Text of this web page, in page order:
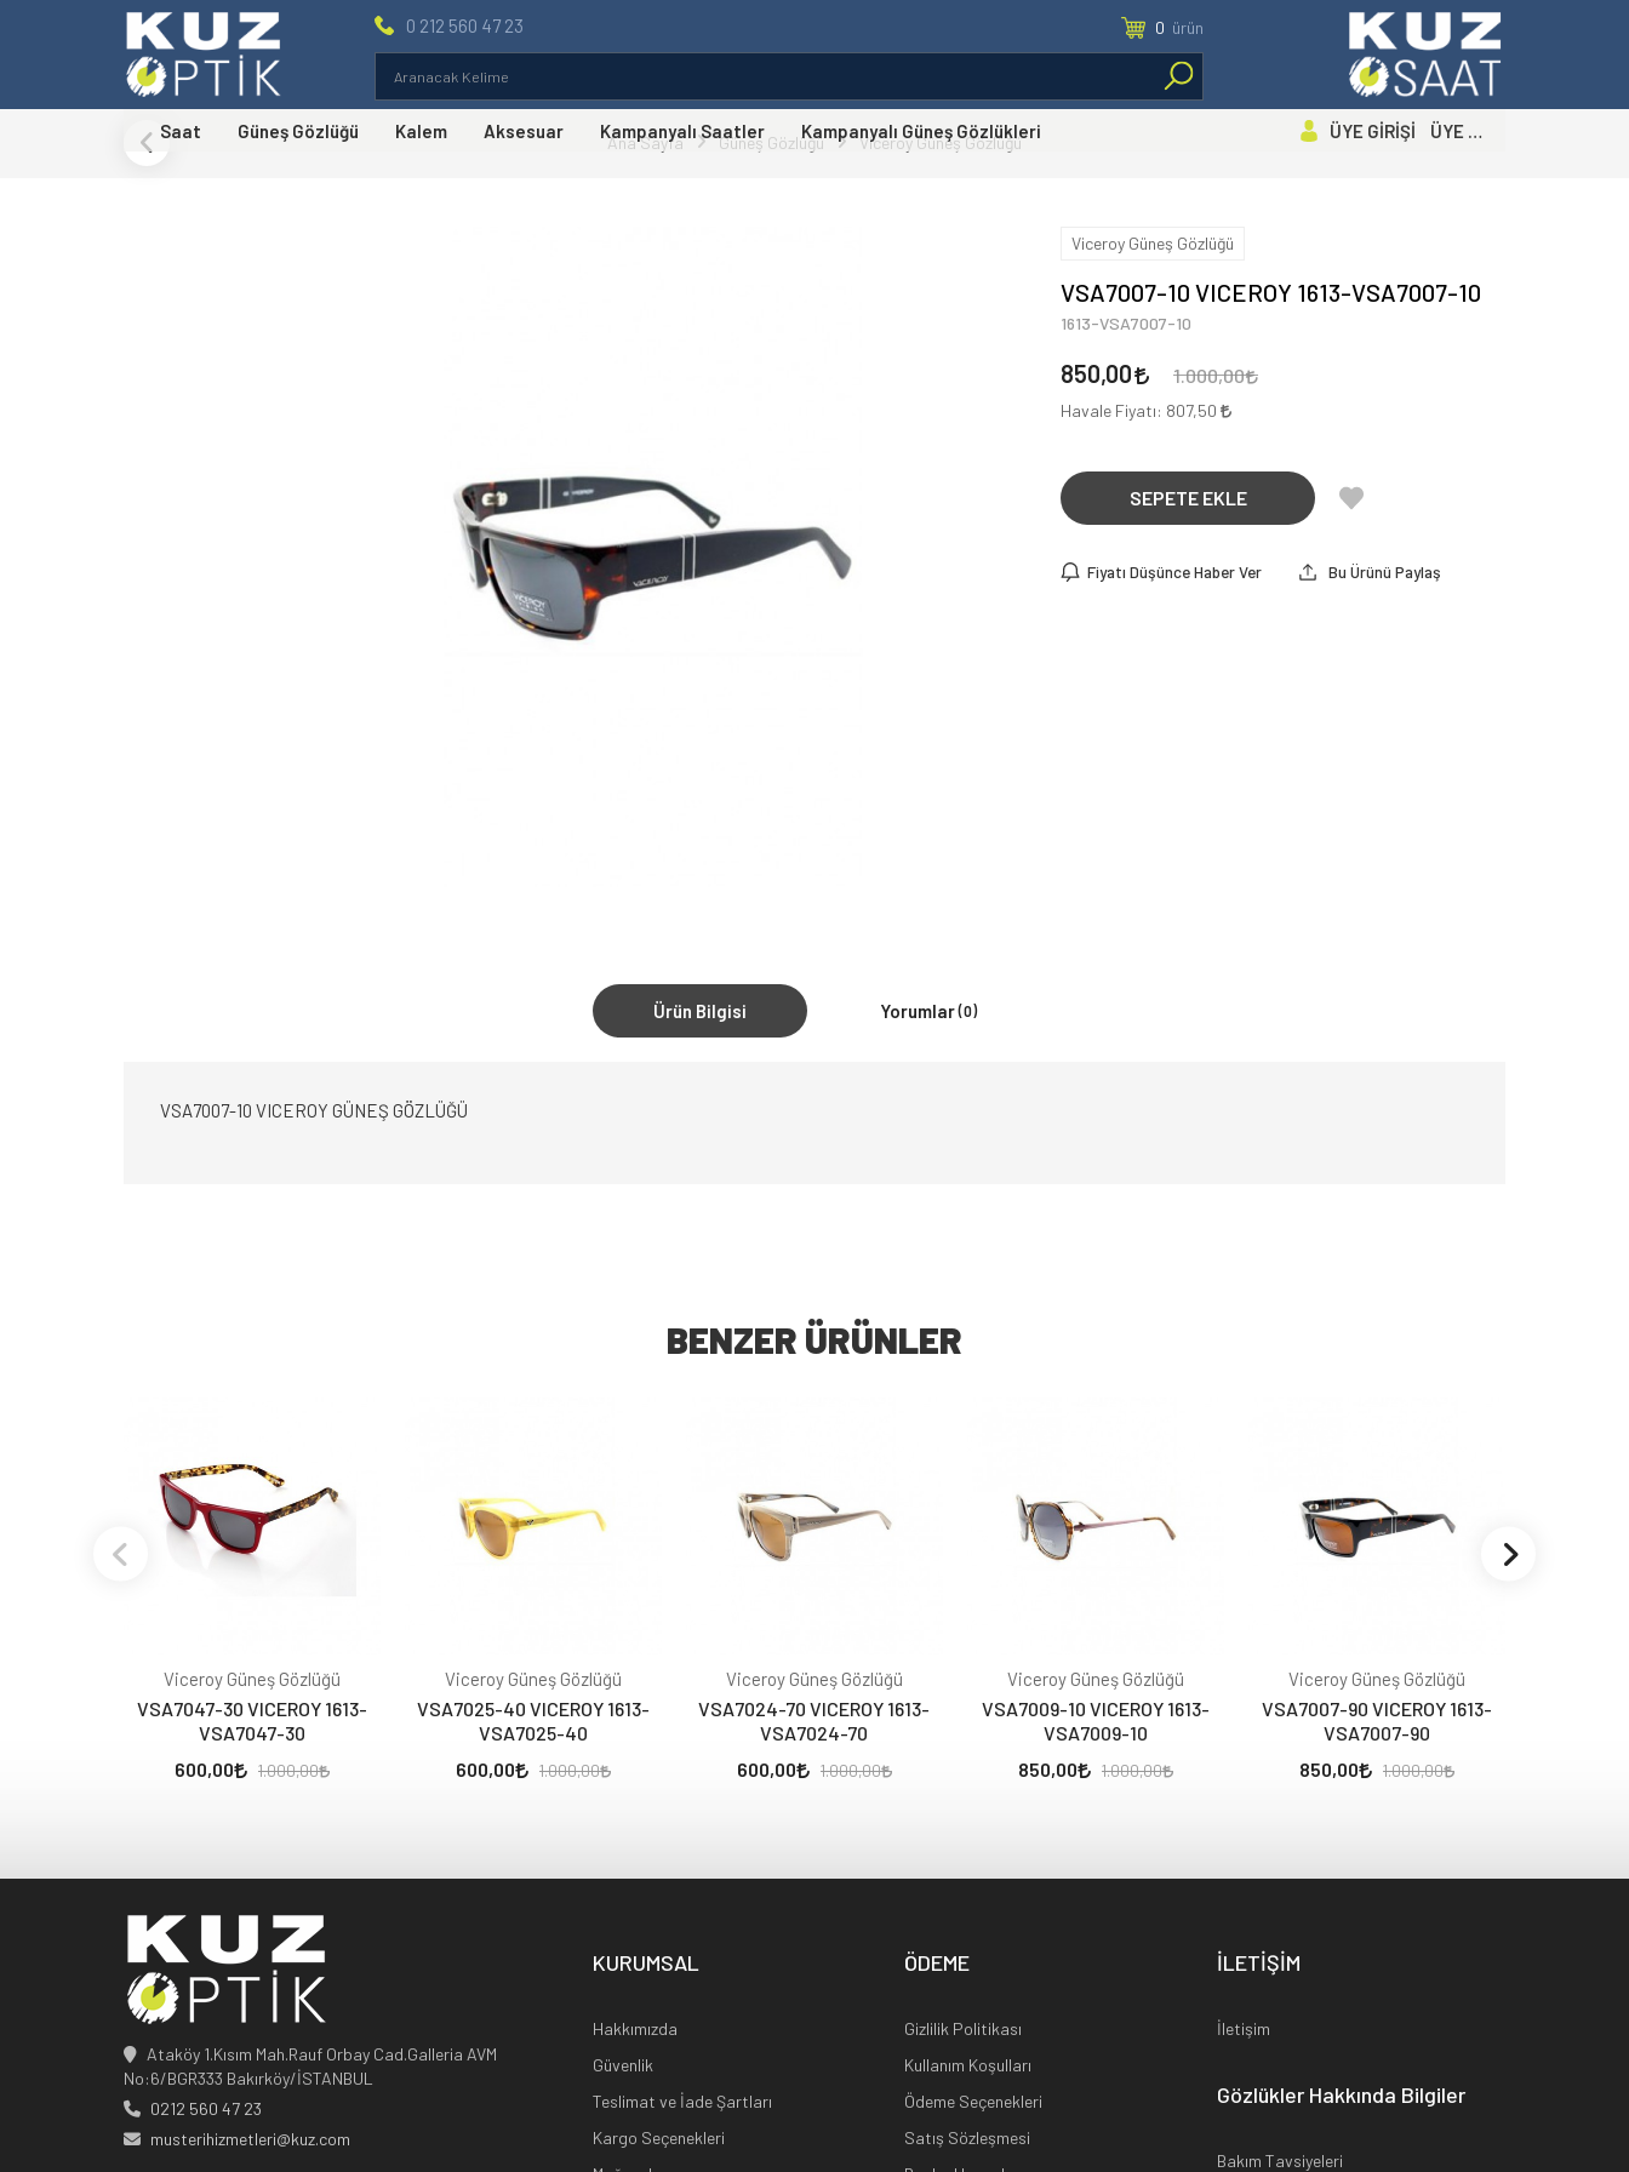
0 212 560 47 23 0 ürün
Saat Güneş Gözlüğü Kalem Aksesuar Kampanyalı Saatler Kampanyalı Güneş Gözlükleri ÜYE GİRİŞİ ÜYE OL
Ana Sayfa Güneş Gözlüğü Viceroy Güneş Gözlüğü
Viceroy Güneş Gözlüğü
VSA7007-10 VICEROY 1613-VSA7007-10
1613-VSA7007-10
850,00 1.000,00
Havale Fiyatı: 807,50
SEPETE EKLE
Fiyatı Düşünce Haber Ver Bu Ürünü Paylaş
Ürün Bilgisi Yorumlar(0)
VSA7007-10 VICEROY GÜNEŞ GÖZLÜĞÜ
BENZER ÜRÜNLER
Viceroy Güneş Gözlüğü
VSA7047-30 VICEROY 1613-
VSA7047-30
600,00
1.000,00
Viceroy Güneş Gözlüğü
VSA7025-40 VICEROY 1613-
VSA7025-40
600,00
1.000,00
Viceroy Güneş Gözlüğü
VSA7024-70 VICEROY 1613-
VSA7024-70
600,00
1.000,00
Viceroy Güneş Gözlüğü
VSA7009-10 VICEROY 1613-
VSA7009-10
850,00
1.000,00
Viceroy Güneş Gözlüğü
VSA7007-90 VICEROY 1613-
VSA7007-90
850,00
1.000,00
Ataköy 1.Kısım Mah.Rauf Orbay Cad.Galleria AVM
No:6/BGR333 Bakırköy/İSTANBUL
0212 560 47 23
musterihizmetleri@kuz.com
KURUMSAL
Hakkımızda
Güvenlik
Teslimat ve İade Şartları
Kargo Seçenekleri
ÖDEME
Gizlilik Politikası
Kullanım Koşulları
Ödeme Seçenekleri
Satış Sözleşmesi
İLETİŞİM
İletişim
Gözlükler Hakkında Bilgiler
Bakım Tavsiyeleri